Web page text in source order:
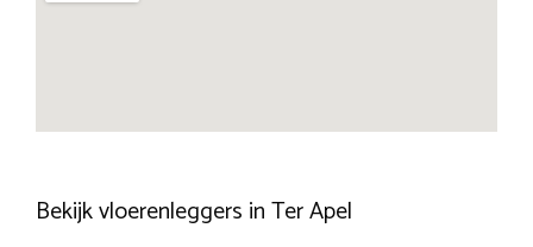
Bekijk vloerenleggers in Ter Apel